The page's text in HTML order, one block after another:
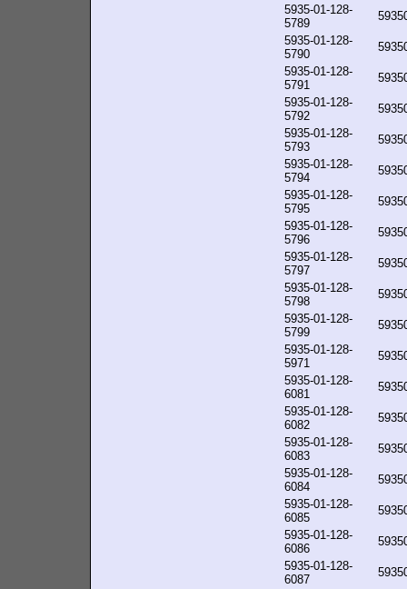
5935-01-128-
5789
5935-01-128-
5790
5935-01-128-
5791
5935-01-128-
5792
5935-01-128-
5793
5935-01-128-
5794
5935-01-128-
5795
5935-01-128-
5796
5935-01-128-
5797
5935-01-128-
5798
5935-01-128-
5799
5935-01-128-
5971
5935-01-128-
6081
5935-01-128-
6082
5935-01-128-
6083
5935-01-128-
6084
5935-01-128-
6085
5935-01-128-
6086
5935-01-128-
6087